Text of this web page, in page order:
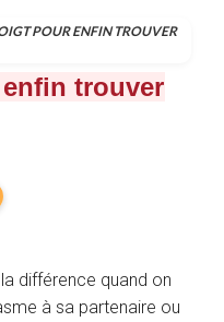
POUR ENFIN TROUVER
trouver
différence quand on
à sa partenaire ou